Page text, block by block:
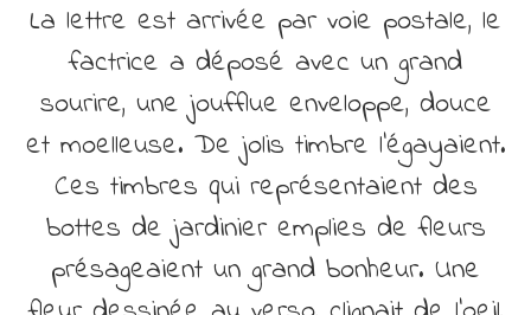
La lettre est arrivée par voie postale, le
factrice a déposé avec un grand
sourire, une joufflue enveloppe, douce
et moelleuse. De jolis timbre l’égayaient.
Ces timbres qui représentaient des
bottes de jardinier emplies de fleurs
présageaient un grand bonheur. Une